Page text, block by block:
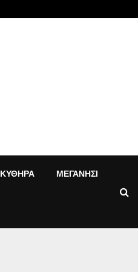
ΚΥΘΗΡΑ ΜΕΓΑΝΗΣΙ